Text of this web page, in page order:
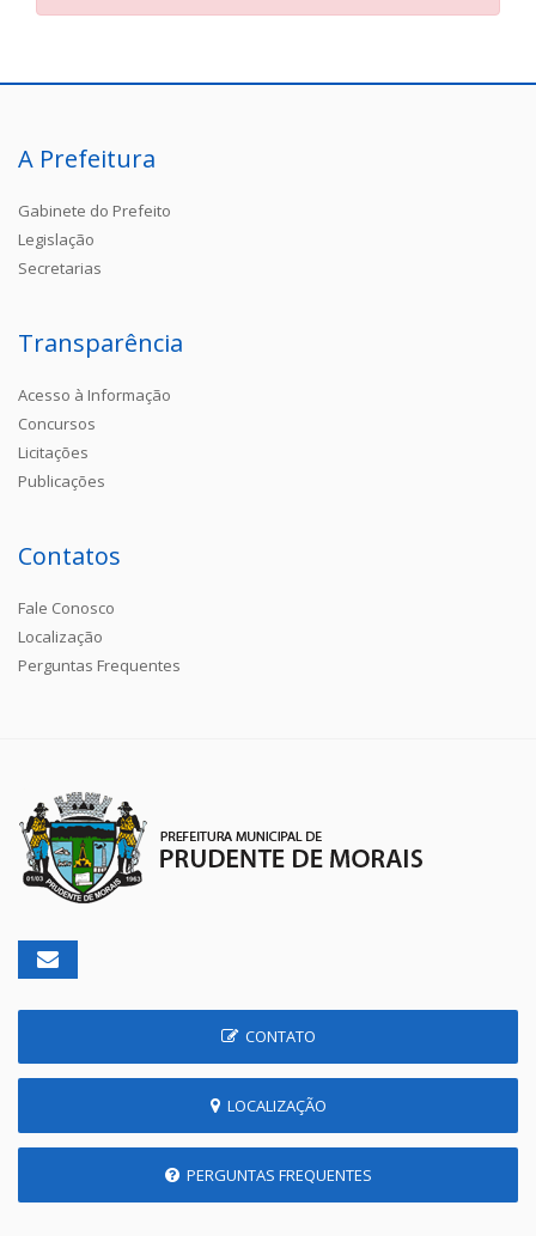
A Prefeitura
Gabinete do Prefeito
Legislação
Secretarias
Transparência
Acesso à Informação
Concursos
Licitações
Publicações
Contatos
Fale Conosco
Localização
Perguntas Frequentes
CONTATO
LOCALIZAÇÃO
PERGUNTAS FREQUENTES